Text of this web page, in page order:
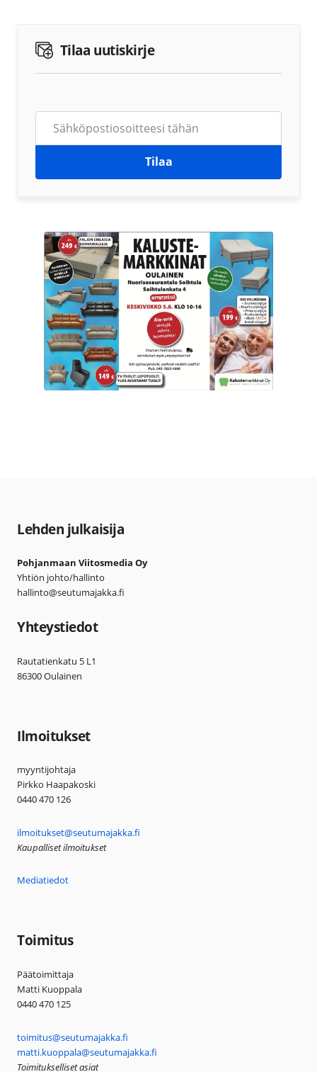
Tilaa uutiskirje
Tilaa
Lehden julkaisija
Pohjanmaan Viitosmedia Oy
Yhtiön johto/hallinto
hallinto@seutumajakka.fi
Yhteystiedot
Rautatienkatu 5 L1
86300 Oulainen
Ilmoitukset
myyntijohtaja
Pirkko Haapakoski
0440 470 126
ilmoitukset@seutumajakka.fi
Kaupalliset ilmoitukset
Mediatiedot
Toimitus
Päätoimittaja
Matti Kuoppala
0440 470 125
toimitus@seutumajakka.fi
matti.kuoppala@seutumajakka.fi
Toimitukselliset asiat